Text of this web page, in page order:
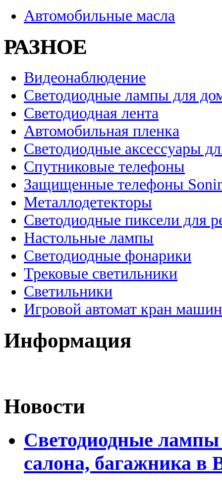
Автомобильные масла
РАЗНОЕ
Видеонаблюдение
Светодиодные лампы для
Светодиодная лента
Автомобильная пленка
Светодиодные аксессуары
Спутниковые телефоны
Защищенные телефоны
Металлодетекторы
Светодиодные пиксели для
Настольные лампы
Светодиодные фонарики
Трековые светильники
Светильники
Игровой автомат кран
Информация
Новости
Светодиодные лампы
салона, багажника в